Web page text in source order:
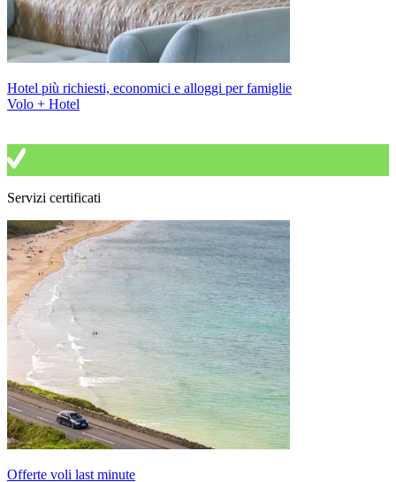
Hotel più richiesti, economici e alloggi per famiglie
Volo + Hotel
Servizi certificati
Offerte voli last minute